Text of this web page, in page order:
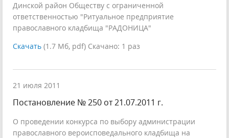
Динской район Обществу с ограниченной
ответственностью "Ритуальное предприятие
православного кладбища "РАДОНИЦА"
Скачать (1.7 Мб, pdf) Скачано: 1 раз
21 июля 2011
Постановление № 250 от 21.07.2011 г.
О проведении конкурса по выбору администрации
православного вероисповедального кладбища на